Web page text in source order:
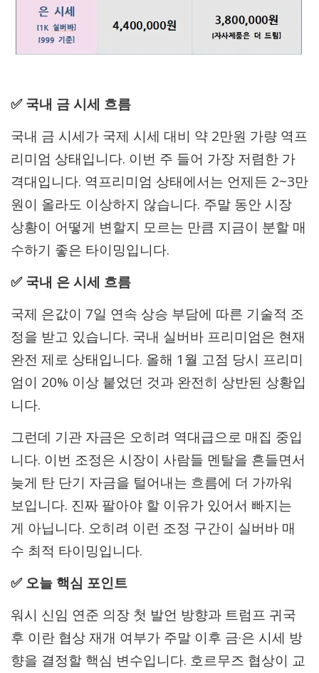
✅ 국내 금 시세 흐름
국내 금 시세가 국제 시세 대비 약 2만원 가량 역프
리미엄 상태입니다. 이번 주 들어 가장 저렴한 가
격대입니다. 역프리미엄 상태에서는 언제든 2~3만
원이 올라도 이상하지 않습니다. 주말 동안 시장
상황이 어떻게 변할지 모르는 만큼 지금이 분할 매
수하기 좋은 타이밍입니다.
✅ 국내 은 시세 흐름
국제 은값이 7일 연속 상승 부담에 따른 기술적 조
정을 받고 있습니다. 국내 실버바 프리미엄은 현재
완전 제로 상태입니다. 올해 1월 고점 당시 프리미
엄이 20% 이상 붙었던 것과 완전히 상반된 상황입
니다.
그런데 기관 자금은 오히려 역대급으로 매집 중입
니다. 이번 조정은 시장이 사람들 멘탈을 흔들면서
늦게 탄 단기 자금을 털어내는 흐름에 더 가까워
보입니다. 진짜 팔아야 할 이유가 있어서 빠지는
게 아닙니다. 오히려 이런 조정 구간이 실버바 매
수 최적 타이밍입니다.
✅ 오늘 핵심 포인트
워시 신임 연준 의장 첫 발언 방향과 트럼프 귀국
후 이란 협상 재개 여부가 주말 이후 금·은 시세 방
향을 결정할 핵심 변수입니다. 호르무즈 협상이 교